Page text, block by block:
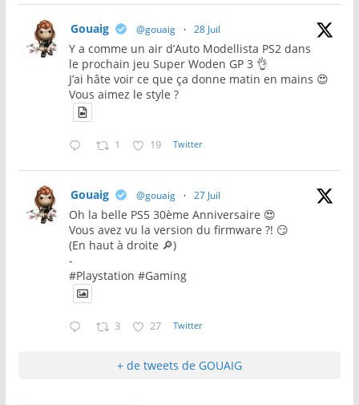
Gouaig @gouaig · 28 Juil
Y a comme un air d’Auto Modellista PS2 dans
le prochain jeu Super Woden GP 3 👌
J’ai hâte voir ce que ça donne matin en mains 😍
Vous aimez le style ?
1 19 Twitter
Gouaig @gouaig · 27 Juil
Oh la belle PS5 30ème Anniversaire 😍
Vous avez vu la version du firmware ?! 😏
(En haut à droite 🔎)
-
#Playstation #Gaming
3 27 Twitter
+ de tweets de GOUAIG